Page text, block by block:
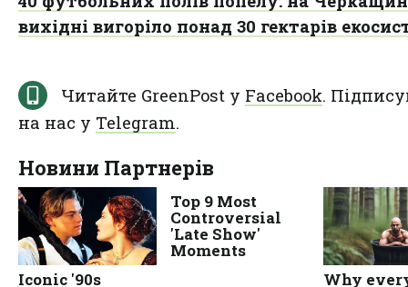
вихідні вигоріло понад 30 гектарів
Читайте GreenPost у Facebook.
на нас у Telegram.